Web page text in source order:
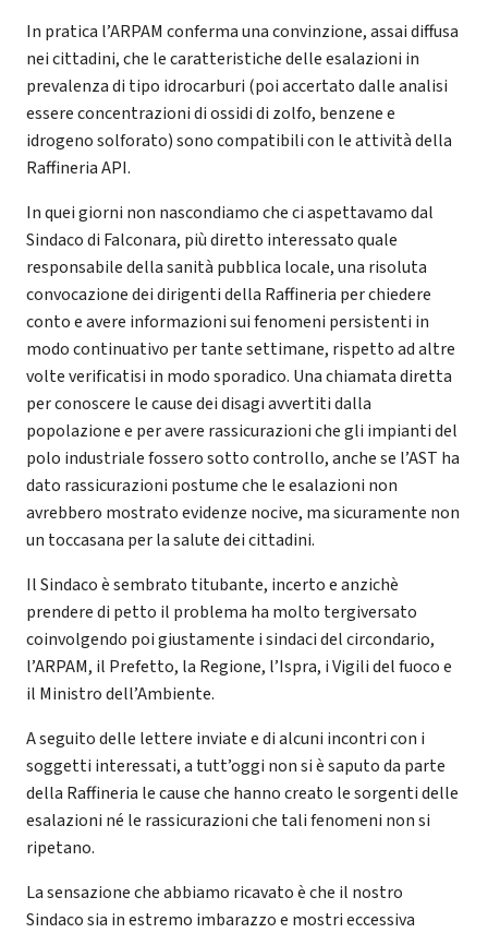
In pratica l’ARPAM conferma una convinzione, assai diffusa
nei cittadini, che le caratteristiche delle esalazioni in
prevalenza di tipo idrocarburi (poi accertato dalle analisi
essere concentrazioni di ossidi di zolfo, benzene e
idrogeno solforato) sono compatibili con le attività della
Raffineria API.
In quei giorni non nascondiamo che ci aspettavamo dal
Sindaco di Falconara, più diretto interessato quale
responsabile della sanità pubblica locale, una risoluta
convocazione dei dirigenti della Raffineria per chiedere
conto e avere informazioni sui fenomeni persistenti in
modo continuativo per tante settimane, rispetto ad altre
volte verificatisi in modo sporadico. Una chiamata diretta
per conoscere le cause dei disagi avvertiti dalla
popolazione e per avere rassicurazioni che gli impianti del
polo industriale fossero sotto controllo, anche se l’AST ha
dato rassicurazioni postume che le esalazioni non
avrebbero mostrato evidenze nocive, ma sicuramente non
un toccasana per la salute dei cittadini.
Il Sindaco è sembrato titubante, incerto e anzichè
prendere di petto il problema ha molto tergiversato
coinvolgendo poi giustamente i sindaci del circondario,
l’ARPAM, il Prefetto, la Regione, l’Ispra, i Vigili del fuoco e
il Ministro dell’Ambiente.
A seguito delle lettere inviate e di alcuni incontri con i
soggetti interessati, a tutt’oggi non si è saputo da parte
della Raffineria le cause che hanno creato le sorgenti delle
esalazioni né le rassicurazioni che tali fenomeni non si
ripetano.
La sensazione che abbiamo ricavato è che il nostro
Sindaco sia in estremo imbarazzo e mostri eccessiva